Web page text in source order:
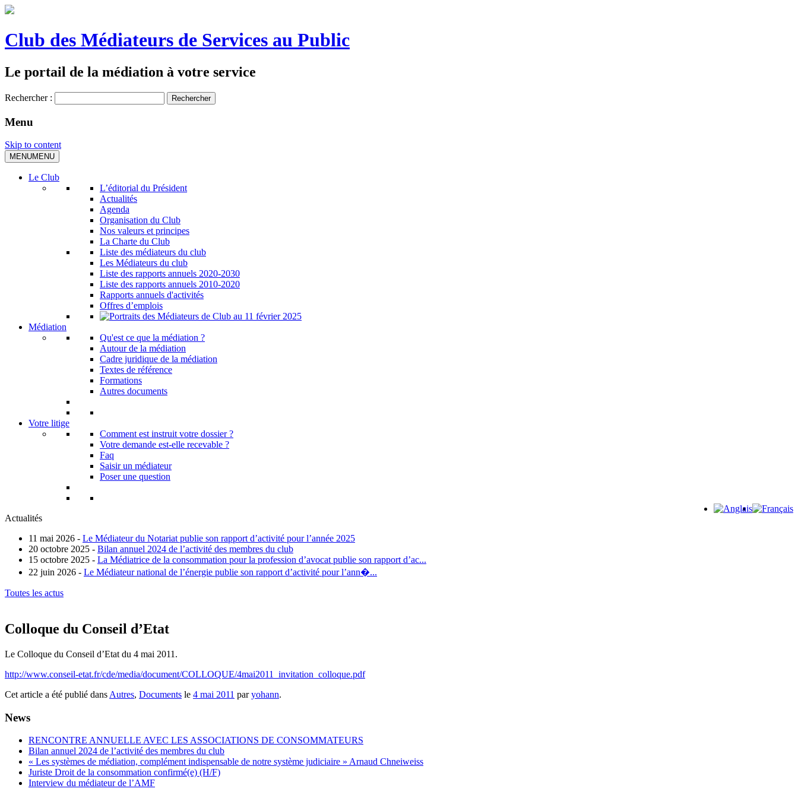
Club des Médiateurs de Services au Public
Le portail de la médiation à votre service
Rechercher :
Menu
Skip to content
MENUMENU
Le Club
L’éditorial du Président
Actualités
Agenda
Organisation du Club
Nos valeurs et principes
La Charte du Club
Liste des médiateurs du club
Les Médiateurs du club
Liste des rapports annuels 2020-2030
Liste des rapports annuels 2010-2020
Rapports annuels d'activités
Offres d’emplois
Médiation
Qu'est ce que la médiation ?
Autour de la médiation
Cadre juridique de la médiation
Textes de référence
Formations
Autres documents
Votre litige
Comment est instruit votre dossier ?
Votre demande est-elle recevable ?
Faq
Saisir un médiateur
Poser une question
Actualités
11 mai 2026 - Le Médiateur du Notariat publie son rapport d’activité pour l’année 2025
20 octobre 2025 - Bilan annuel 2024 de l’activité des membres du club
15 octobre 2025 - La Médiatrice de la consommation pour la profession d’avocat publie son rapport d’ac...
22 juin 2026 - Le Médiateur national de l’énergie publie son rapport d’activité pour l’ann�...
Toutes les actus
Colloque du Conseil d’Etat
Le Colloque du Conseil d’Etat du 4 mai 2011.
http://www.conseil-etat.fr/cde/media/document/COLLOQUE/4mai2011_invitation_colloque.pdf
Cet article a été publié dans Autres, Documents le 4 mai 2011 paryohann.
News
RENCONTRE ANNUELLE AVEC LES ASSOCIATIONS DE CONSOMMATEURS
Bilan annuel 2024 de l’activité des membres du club
« Les systèmes de médiation, complément indispensable de notre système judiciaire » Arnaud Chneiweiss
Juriste Droit de la consommation confirmé(e) (H/F)
Interview du médiateur de l’AMF